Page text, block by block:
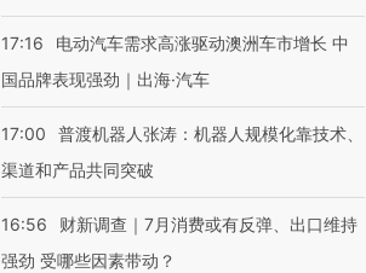
17:16
电动汽车需求高涨驱动澳洲车市增长 中
国品牌表现强劲｜出海·汽车
17:00
普渡机器人张涛：机器人规模化靠技术、
渠道和产品共同突破
16:56
财新调查｜7月消费或有反弹、出口维持
强劲 受哪些因素带动？